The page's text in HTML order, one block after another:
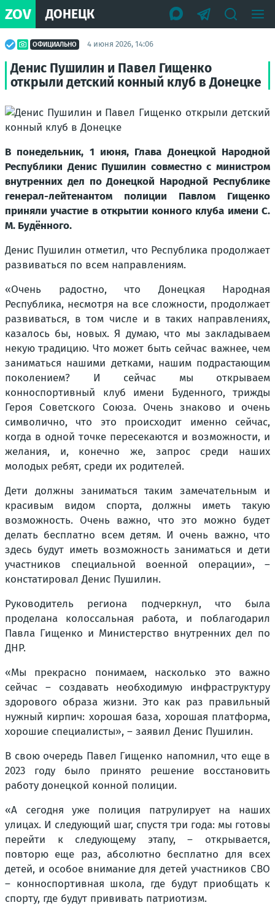
ZOV ДОНЕЦК
ОФИЦИАЛЬНО 4 июня 2026, 14:06
Денис Пушилин и Павел Гищенко
открыли детский конный клуб в Донецке
В понедельник, 1 июня, Глава Донецкой Народной
Республики Денис Пушилин совместно с министром
внутренних дел по Донецкой Народной Республике
генерал-лейтенантом полиции Павлом Гищенко
приняли участие в открытии конного клуба имени С.
М. Будённого.
Денис Пушилин отметил, что Республика продолжает
развиваться по всем направлениям.
«Очень радостно, что Донецкая Народная
Республика, несмотря на все сложности, продолжает
развиваться, в том числе и в таких направлениях,
казалось бы, новых. Я думаю, что мы закладываем
некую традицию. Что может быть сейчас важнее, чем
заниматься нашими детками, нашим подрастающим
поколением? И сейчас мы открываем
конноспортивный клуб имени Буденного, трижды
Героя Советского Союза. Очень знаково и очень
символично, что это происходит именно сейчас,
когда в одной точке пересекаются и возможности, и
желания, и, конечно же, запрос среди наших
молодых ребят, среди их родителей.
Дети должны заниматься таким замечательным и
красивым видом спорта, должны иметь такую
возможность. Очень важно, что это можно будет
делать бесплатно всем детям. И очень важно, что
здесь будут иметь возможность заниматься и дети
участников специальной военной операции»,–
констатировал Денис Пушилин.
Руководитель региона подчеркнул, что была
проделана колоссальная работа, и поблагодарил
Павла Гищенко и Министерство внутренних дел по
ДНР.
«Мы прекрасно понимаем, насколько это важно
сейчас – создавать необходимую инфраструктуру
здорового образа жизни. Это как раз правильный
нужный кирпич: хорошая база, хорошая платформа,
хорошие специалисты», – заявил Денис Пушилин.
В свою очередь Павел Гищенко напомнил, что еще в
2023 году было принято решение восстановить
работу донецкой конной полиции.
«А сегодня уже полиция патрулирует на наших
улицах. И следующий шаг, спустя три года: мы готовы
перейти к следующему этапу, – открывается,
повторю еще раз, абсолютно бесплатно для всех
детей, и особое внимание для детей участников СВО
– конноспортивная школа, где будут приобщать к
спорту, где будут прививать патриотизм.